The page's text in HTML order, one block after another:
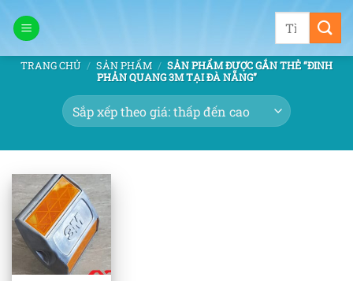
qua
dung
Tìm
TRANG CHỦ / SẢN PHẨM / SẢN PHẨM ĐƯỢC GẮN THẺ “ĐINH
PHẢN QUANG 3M TẠI ĐÀ NẴNG”